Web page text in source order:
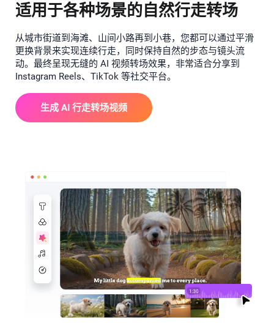
适用于各种场景的自然行走转场
从城市街道到海滩、山间小路再到小巷，您都可以通过平滑
更换背景来实现连续行走，同时保持自然的步态与镜头流
动。最终呈现无缝的 AI 视频转场效果，非常适合分享到
Instagram Reels、TikTok 等社交平台。
生成 AI 行走转场视频